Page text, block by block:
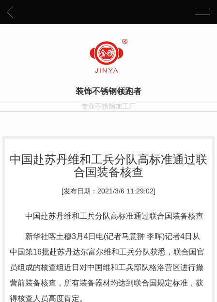
装饰不锈钢领跑者
专业不锈钢加工厂
中国赴苏丹维和工兵分队高标准通过联
合国装备核查
[发布日期：2021/3/6 11:29:02]
中国赴苏丹维和工兵分队高标准通过联合国装备核查
新华社喀土穆3月4日电(记者马意翀 李晖)记者4日从
中国第16批赴苏丹达尔富尔维和工兵分队获悉，联合国官
员组成的核查组近日对中国维和工兵部队格洛营区进行撤
营前装备核查，所有装备器材均达到联合国规定标准，获
得核查人员高度肯定。